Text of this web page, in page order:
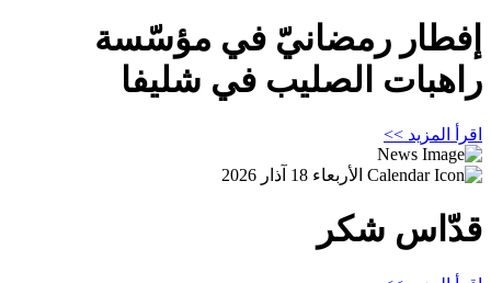
إفطار رمضانيّ في مؤسّسة
راهبات الصليب في شليفا
اقرأ المزيد >>
الأربعاء 18 آذار 2026
قدّاس شكر